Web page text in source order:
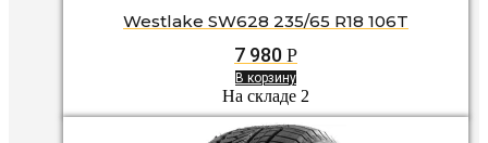
Westlake SW628 235/65 R18 106T
7 980 Р
В корзину
На складе 2